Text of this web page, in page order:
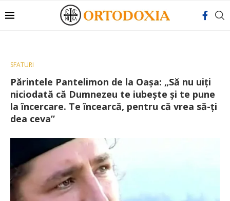
SFATURI
Părintele Pantelimon de la Oașa: „Să nu uiți
niciodată că Dumnezeu te iubește și te pune
la încercare. Te încearcă, pentru că vrea să-ți
dea ceva”